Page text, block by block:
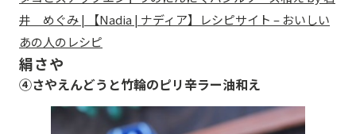
井 めぐみ | 【Nadia | ナディア】レシピサイト – おいしい
あの人のレシピ
絹さや
④さやえんどうと竹輪のピリ辛ラー油和え